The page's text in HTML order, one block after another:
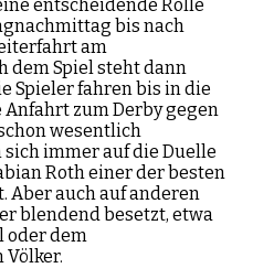
entscheidende Rolle
bis nach
am
dem Spiel steht dann
Spieler fahren bis in die
Anfahrt zum Derby gegen
wesentlich
immer auf die Duelle
Roth einer der besten
auch auf anderen
blendend besetzt, etwa
oder dem
Völker.